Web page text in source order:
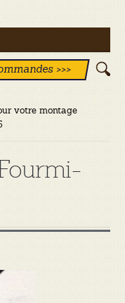
>>>
votre montage